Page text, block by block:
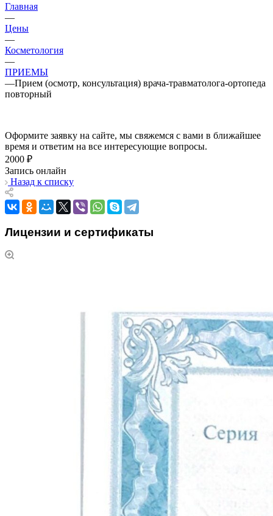
Главная
—
Цены
—
Косметология
—
ПРИЕМЫ
—Прием (осмотр, консультация) врача-травматолога-ортопеда
повторный
Оформите заявку на сайте, мы свяжемся с вами в ближайшее
время и ответим на все интересующие вопросы.
2000 ₽
Запись онлайн
Назад к списку
Лицензии и сертификаты